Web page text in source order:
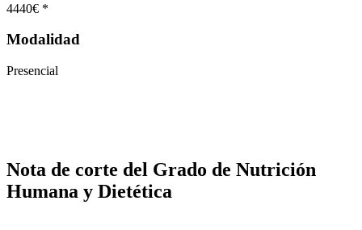
4440€ *
Modalidad
Presencial
Nota de corte del Grado de Nutrición
Humana y Dietética